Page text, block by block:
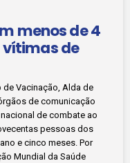
menos de 4
vítimas de
Vacinação, Alda de
de comunicação
de combate ao
pessoas dos
e cinco meses. Por
Mundial da Saúde